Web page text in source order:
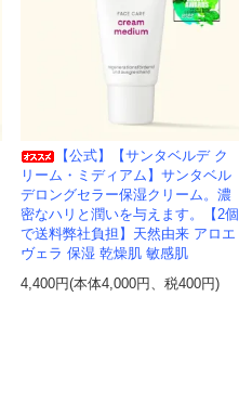
【公式】【サンタベルデ ク
リーム・ミディアム】サンタベル
デロングセラー保湿クリーム。濃
密なハリと潤いを与えます。【2個
で送料弊社負担】天然由来 アロエ
ヴェラ 保湿 乾燥肌 敏感肌
4,400円(本体4,000円、税400円)